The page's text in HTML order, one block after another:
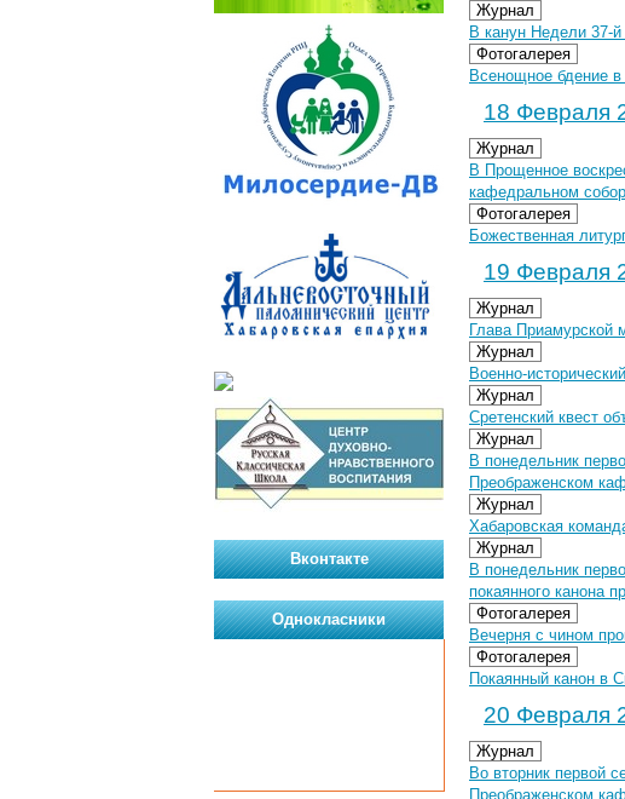
Журнал
В канун Недели 37-
Фотогалерея
Всенощное бдение
18 Февраля
Журнал
В Прощенное
кафедральном
Фотогалерея
Божественная
19 Февраля
Журнал
Глава Приамурской
Журнал
Военно-
Журнал
Сретенский квест
Журнал
В понедельник
Преображенском
Журнал
Хабаровская
Журнал
В понедельник
покаянного канона
Фотогалерея
Вечерня с чином
Фотогалерея
Покаянный канон в
20 Февраля
Журнал
Во вторник первой
Преображенском
Вконтакте
Однокласники